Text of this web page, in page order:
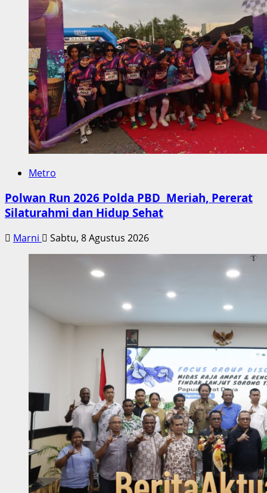
Metro
Polwan Run 2026 Polda PBD Meriah, Pererat
Silaturahmi dan Hidup Sehat
Marni Sabtu, 8 Agustus 2026